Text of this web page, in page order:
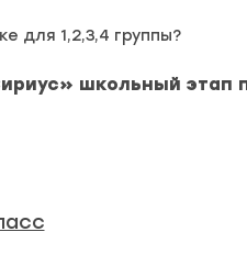
для 1,2,3,4 группы?
школьный этап